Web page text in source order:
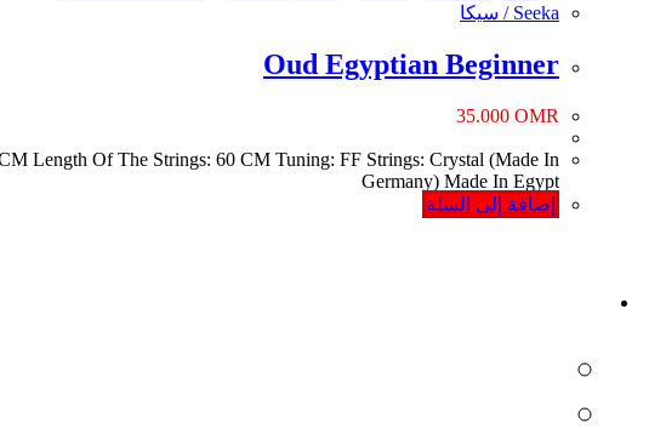
Seeka / سيكا
Oud Egyptian Beginner
35.000 OMR
Length Of The Strings: 60 CM Tuning: FF Strings: Crystal (Made In
Germany) Made In Egypt
إضافة إلى السلة